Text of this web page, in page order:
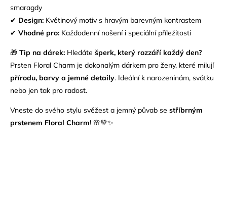
smaragdy
✔ Design: Květinový motiv s hravým barevným kontrastem
✔ Vhodné pro: Každodenní nošení i speciální příležitosti
🎁 Tip na dárek: Hledáte šperk, který rozzáří každý den?
Prsten Floral Charm je dokonalým dárkem pro ženy, které milují
přírodu, barvy a jemné detaily. Ideální k narozeninám, svátku
nebo jen tak pro radost.
Vneste do svého stylu svěžest a jemný půvab se stříbrným
prstenem Floral Charm! 🌸💚✨